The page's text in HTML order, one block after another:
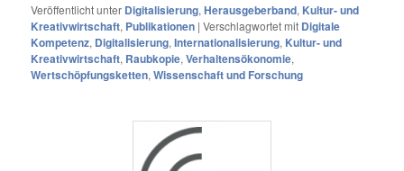
Veröffentlicht unter Digitalisierung,Herausgeberband, Kultur- und
Kreativwirtschaft, Publikationen |Verschlagwortet mit Digitale
Kompetenz, Digitalisierung,Internationalisierung, Kultur- und
Kreativwirtschaft, Raubkopie,Verhaltensökonomie,
Wertschöpfungsketten,Wissenschaft und Forschung